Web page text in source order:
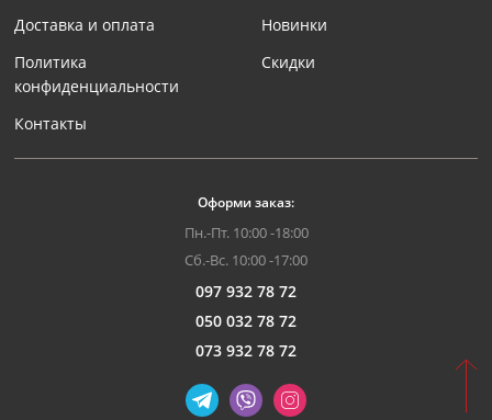
Доставка и оплата
Политика
конфиденциальности
Контакты
Новинки
Скидки
Оформи заказ:
Пн.-Пт. 10:00 -18:00
Сб.-Вс. 10:00 -17:00
097 932 78 72
050 032 78 72
073 932 78 72